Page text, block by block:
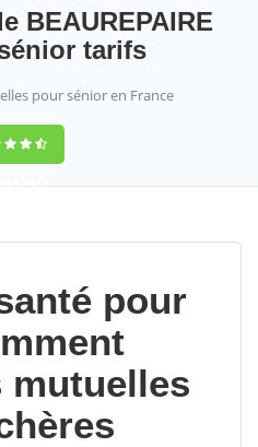
BEAUREPAIRE
tarifs
pour sénior en France
452
pour
mutuelles